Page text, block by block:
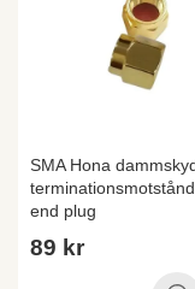
SMA Hona
end plug
89 kr